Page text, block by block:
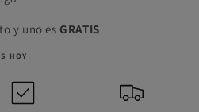
y uno es GRATIS
HOY